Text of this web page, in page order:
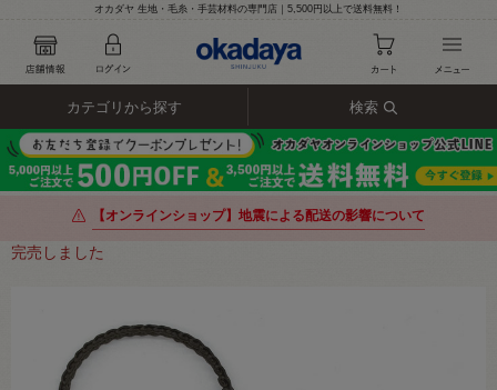
オカダヤ 生地・毛糸・手芸材料の専門店｜5,500円以上で送料無料！
カテゴリから探す 検索
【オンラインショップ】地震による配送の影響について
完売しました